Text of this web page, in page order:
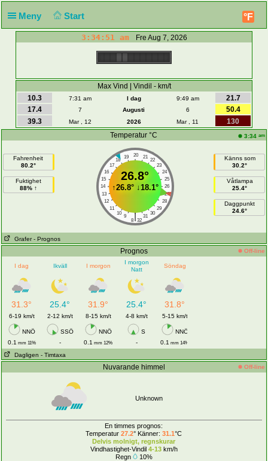
Meny Start °F
3:34:51 am Fre Aug 7, 2026
Max Vind | Vindil - km/t
10.3
7:31 am I dag 9:49 am
21.7
17.4
7 Augusti 6
50.4
39.3
Mar , 12 2026 Mar , 11
130
Temperatur °C
3:34 am
Fahrenheit
80.2°
Fuktighet
88% ↑
20
19 21
18
22
17
23
16
24
15
25
14
26
13
27
12
28
11
29
10
30
9 31
|
8 32
26.8°
↑26.8°↓18.1°
Känns som
30.2°
Våtlampa
25.4°
Daggpunkt
24.6°
Grafer - Prognos
Prognos Off-line
I dag Ikväll I morgon
I morgon
Natt
Söndag
31.3° 25.4° 31.9° 25.4° 31.8°
6-19 km/t 2-12 km/t 8-15 km/t 4-8 km/t 5-15 km/t
NNÖ SSÖ NNÖ S
NNÖ
0.1 mm 11% - 0.1 mm 12% - 0.1 mm 14%
Dagligen - Timtaxa
Nuvarande himmel Off-line
Unknown
En timmes prognos:
Temperatur27.2° Känner:31.1°C
Delvis molnigt, regnskurar
Vindhastighet-Vindil 4-13km/h
Regn
10%